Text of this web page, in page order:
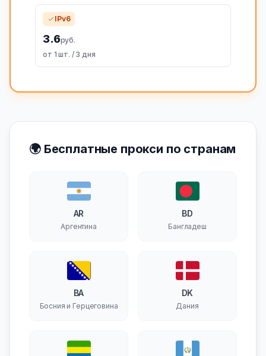
IPv6
3.6руб.
от 1 шт. / 3 дня
🌍 Бесплатные прокси по странам
AR
Аргентина
BD
Бангладеш
BA
Босния и Герцеговина
DK
Дания